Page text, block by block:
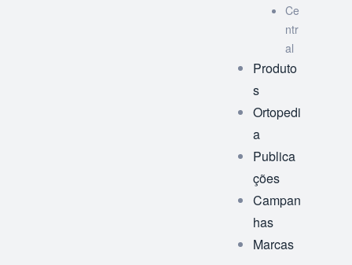
Ce
ntr
al
Produto
s
Ortopedi
a
Publica
ções
Campan
has
Marcas